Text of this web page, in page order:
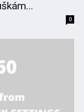
0